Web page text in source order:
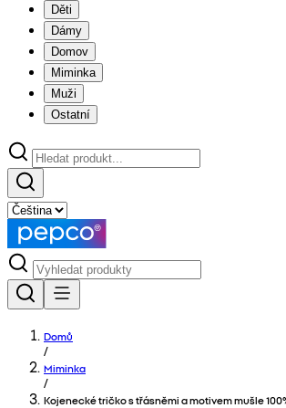
Děti
Dámy
Domov
Miminka
Muži
Ostatní
Domů
/
Miminka
/
Kojenecké tričko s třásněmi a motivem mušle